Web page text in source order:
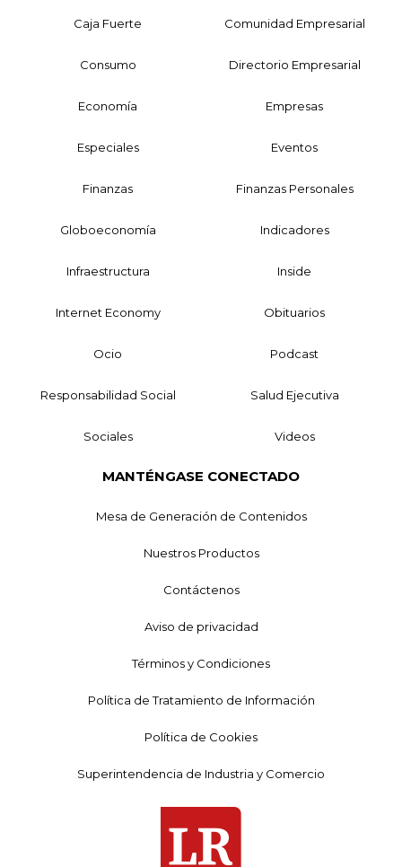
Caja Fuerte Comunidad Empresarial
Consumo Directorio Empresarial
Economía Empresas
Especiales Eventos
Finanzas Finanzas Personales
Globoeconomía Indicadores
Infraestructura Inside
Internet Economy Obituarios
Ocio Podcast
Responsabilidad Social Salud Ejecutiva
Sociales Videos
MANTÉNGASE CONECTADO
Mesa de Generación de Contenidos
Nuestros Productos
Contáctenos
Aviso de privacidad
Términos y Condiciones
Política de Tratamiento de Información
Política de Cookies
Superintendencia de Industria y Comercio